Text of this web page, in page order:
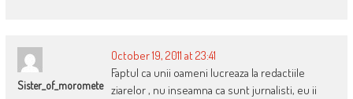
Sister_of_moromete
October 19, 2011 at 23:41
Faptul ca unii oameni lucreaza la redactiile
ziarelor , nu inseamna ca sunt jurnalisti, eu ii